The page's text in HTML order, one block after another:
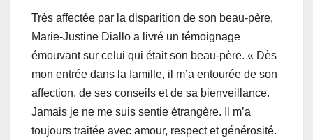
Très affectée par la disparition de son beau-père,
Marie-Justine Diallo a livré un témoignage
émouvant sur celui qui était son beau-père. « Dès
mon entrée dans la famille, il m’a entourée de son
affection, de ses conseils et de sa bienveillance.
Jamais je ne me suis sentie étrangère. Il m’a
toujours traitée avec amour, respect et générosité.